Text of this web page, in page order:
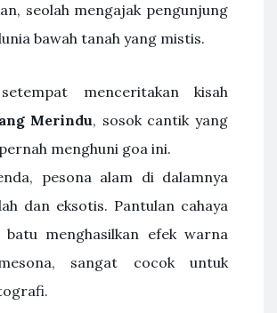
seolah mengajak pengunjung
bawah tanah yang mistis.
menceritakan kisah
Merindu, sosok cantik yang
menghuni goa ini.
pesona alam di dalamnya
dan eksotis. Pantulan cahaya
menghasilkan efek warna
sangat cocok untuk